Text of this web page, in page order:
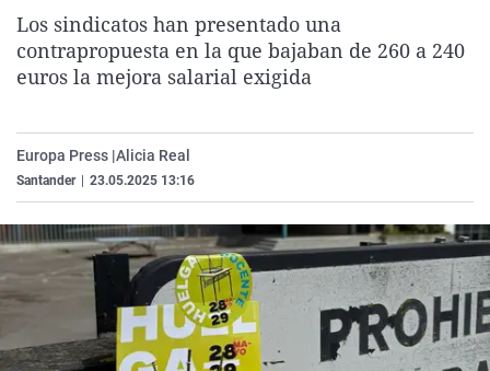
La rosa de los vientos
Gente viajera
Caso
Retornados
Operación Viuda
Extremadura
Galicia
Navarra
Virales
Televisión
Los sindicatos han presentado una
contrapropuesta en la que bajaban de 260 a 240
euros la mejora salarial exigida
Europa Press |Alicia Real
Santander 23.05.2025 13:16